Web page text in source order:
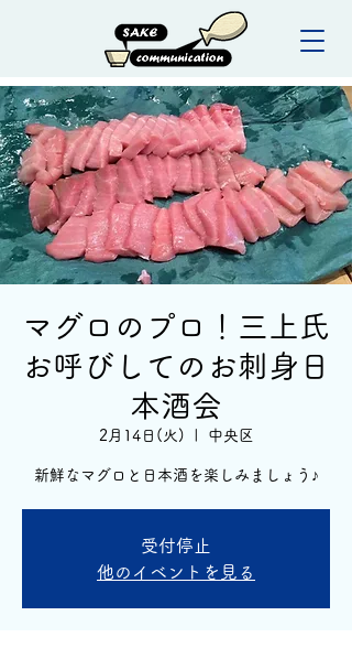
マグロのプロ！三上氏
お呼びしてのお刺身日
本酒会
2月14日(火) 中央区
新鮮なマグロと日本酒を楽しみましょう♪
受付停止
他のイベントを見る